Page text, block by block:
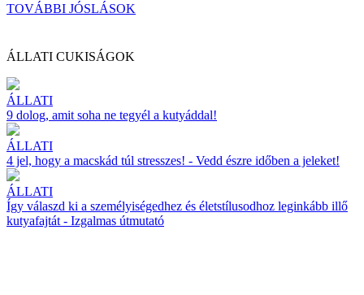
TOVÁBBI JÓSLÁSOK
ÁLLATI CUKISÁGOK
ÁLLATI
9 dolog, amit soha ne tegyél a kutyáddal!
ÁLLATI
4 jel, hogy a macskád túl stresszes! - Vedd észre időben a jeleket!
ÁLLATI
Így válaszd ki a személyiségedhez és életstílusodhoz leginkább illő
kutyafajtát - Izgalmas útmutató